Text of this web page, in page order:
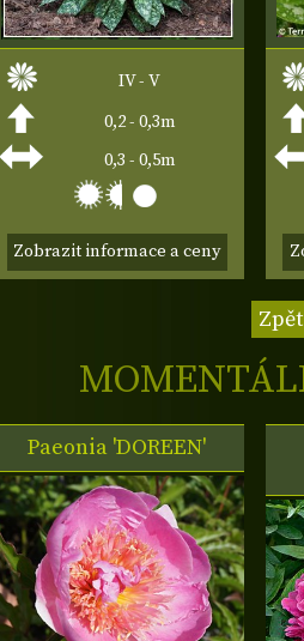
IV - V
0,2 - 0,3m
0,3 - 0,5m
Zobrazit informace a ceny
Paeonia 'DOREEN'